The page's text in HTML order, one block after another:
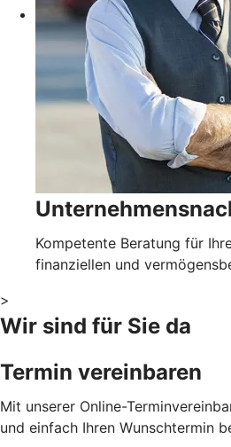
Kompetente Beratung für
finanziellen und
>
Wir sind für Sie da
Termin vereinbaren
Mit unserer Online-
und einfach Ihren Wunschtermin